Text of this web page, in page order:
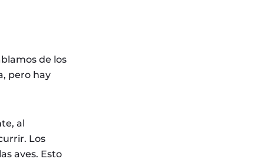
de los
pero hay
al
Los
aves. Esto